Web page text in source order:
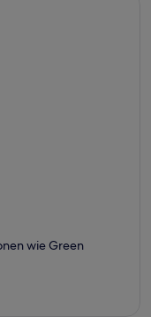
wie Green